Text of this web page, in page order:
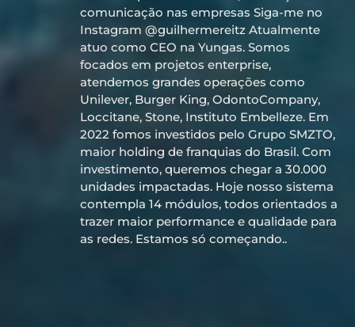
comunicação nas empresas Siga-me no
Instagram @guilhermereitz Atualmente
atuo como CEO na Yungas. Somos
focados em projetos enterprise,
atendemos grandes operações como
Unilever, Burger King, OdontoCompany,
Loccitane, Stone, Instituto Embelleze. Em
2022 fomos investidos pelo Grupo SMZTO,
maior holding de franquias do Brasil. Com
investimento, queremos chegar a 30.000
unidades impactadas. Hoje nosso sistema
contempla 14 módulos, todos orientados a
trazer maior performance e qualidade para
as redes. Estamos só começando..